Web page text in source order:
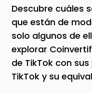
Descubre cuáles
que están de
solo algunos de
explorar
de TikTok con
TikTok y su